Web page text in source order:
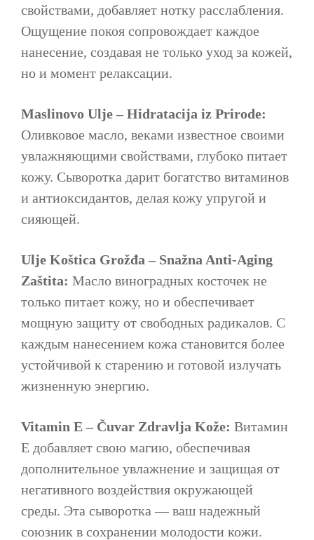
свойствами, добавляет нотку расслабления.
Ощущение покоя сопровождает каждое
нанесение, создавая не только уход за кожей,
но и момент релаксации.
Maslinovo Ulje – Hidratacija iz Prirode:
Оливковое масло, веками известное своими
увлажняющими свойствами, глубоко питает
кожу. Сыворотка дарит богатство витаминов
и антиоксидантов, делая кожу упругой и
сияющей.
Ulje Koštica Grožđa – Snažna Anti-Aging
Zaštita: Масло виноградных косточек не
только питает кожу, но и обеспечивает
мощную защиту от свободных радикалов. С
каждым нанесением кожа становится более
устойчивой к старению и готовой излучать
жизненную энергию.
Vitamin E – Čuvar Zdravlja Kože: Витамин
E добавляет свою магию, обеспечивая
дополнительное увлажнение и защищая от
негативного воздействия окружающей
среды. Эта сыворотка — ваш надежный
союзник в сохранении молодости кожи.